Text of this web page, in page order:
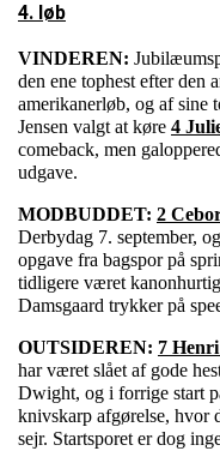
4. løb
VINDEREN:
den ene tophest efter den
amerikanerløb, og af sine
Jensen valgt at køre 4
comeback, men
udgave.
MODBUDDET: 2
Derbydag 7. september,
opgave fra bagspor på
tidligere været
Damsgaard trykker på
OUTSIDEREN: 7
har været slået af gode
Dwight, og i forrige start
knivskarp afgørelse, hvor
sejr. Startsporet er dog